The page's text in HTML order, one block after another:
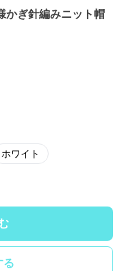
かぎ針編みニット帽
ホワイト
る